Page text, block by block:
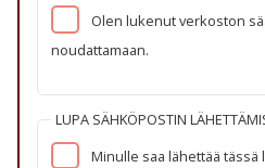
Olen lukenut verkoston
noudattamaan.
LUPA SÄHKÖPOSTIN
Minulle saa lähettää